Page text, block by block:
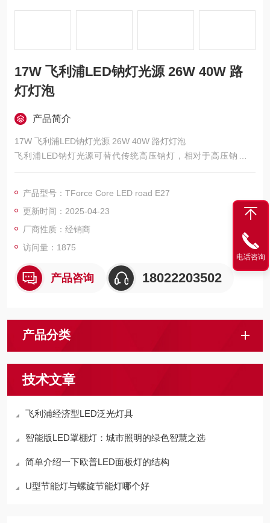
17W 飞利浦LED钠灯光源 26W 40W 路
灯灯泡
产品简介
17W 飞利浦LED钠灯光源 26W 40W 路灯灯泡
飞利浦LED钠灯光源可替代传统高压钠灯，相对于高压钠灯光
源，LED钠灯光源寿命长，高显色指数，有两种色温可选，适用
产品型号：TForce Core LED road E27
更新时间：2025-04-23
厂商性质：经销商
访问量：1875
产品咨询 18022203502
产品分类
技术文章
飞利浦经济型LED泛光灯具
智能版LED罩棚灯：城市照明的绿色智慧之选
简单介绍一下欧普LED面板灯的结构
U型节能灯与螺旋节能灯哪个好
电话咨询